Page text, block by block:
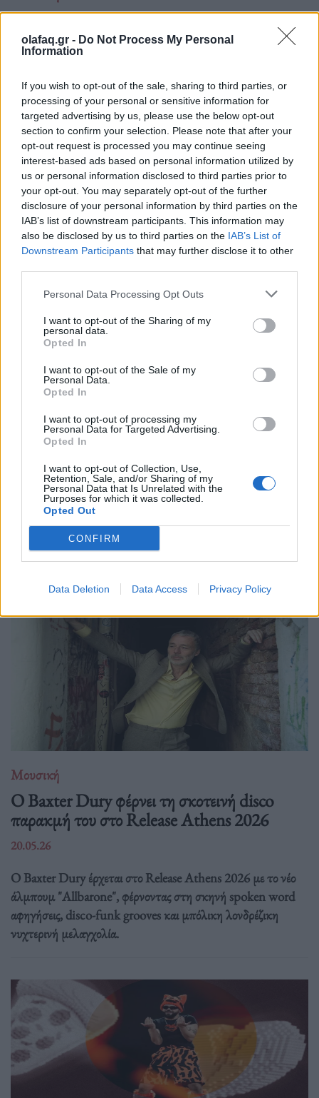
olafaq.gr - Do Not Process My Personal
Information
If you wish to opt-out of the sale, sharing to third parties, or
processing of your personal or sensitive information for
targeted advertising by us, please use the below opt-out
section to confirm your selection. Please note that after your
opt-out request is processed you may continue seeing
interest-based ads based on personal information utilized by
us or personal information disclosed to third parties prior to
your opt-out. You may separately opt-out of the further
disclosure of your personal information by third parties on the
IAB’s list of downstream participants. This information may
also be disclosed by us to third parties on the IAB’s List of
Downstream Participants that may further disclose it to other
Personal Data Processing Opt Outs
I want to opt-out of the Sharing of my
personal data.
Opted In
I want to opt-out of the Sale of my
Personal Data.
Opted In
I want to opt-out of processing my
Personal Data for Targeted Advertising.
Opted In
I want to opt-out of Collection, Use,
Retention, Sale, and/or Sharing of my
Personal Data that Is Unrelated with the
Purposes for which it was collected.
Opted Out
CONFIRM
Data Deletion Data Access Privacy Policy
Η Μουσική Βιομηχανία το 2026: Από τη
στρατηγική της αφθονίας στη συστημική
εντροπία
26.05.26
Καθώς η μουσική αγορά του 2026 επιταχύνει με εκρηκτικές
κυκλοφορίες και AI uploads, όλο και περισσότερες εταιρείες
αντιμετωπίζουν υπερφόρτωση δεδομένων, αλλά, σύμφωνα με
τον Matt Jacoby, λύσεις υπάρχο
Μουσική
Η Anna von Hausswolff στο Release
Athens 2026 για μια λειτουργία σκοταδιού
και ομορφιάς
21.05.26
Με αφορμή την εμφάνισή της στο Release Athens 2026,
εξερευνούμε τον σκοτεινό και καθηλωτικό κόσμο της Anna
von Hausswolff, από το "Dead Magic" μέχρι το τελευταίο
της gothic art-pop σύμπαν.
Μουσική
Ο Baxter Dury φέρνει τη σκοτεινή disco
παρακμή του στο Release Athens 2026
20.05.26
Ο Baxter Dury έρχεται στο Release Athens 2026 με το νέο
άλμπουμ "Allbarone", φέρνοντας στη σκηνή spoken word
αφηγήσεις, disco-funk grooves και μπόλικη λονδρέζικη
νυχτερινή μελαγχολία.